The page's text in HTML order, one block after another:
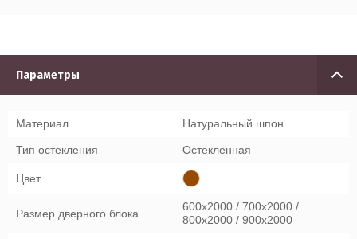
Параметры
Материал Натуральный шпон
Тип остекления Остекленная
Цвет
Размер дверного блока
600x2000 / 700x2000 /
800x2000 / 900x2000